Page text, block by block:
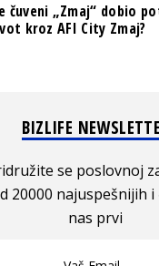
čuveni „Zmaj“ dobio
kroz AFI City Zmaj?
BIZLIFE
se poslovnoj
20000 najuspešnijih
nas prvi